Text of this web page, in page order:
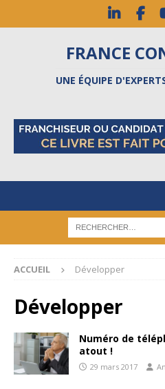
FRANCE
UNE ÉQUIPE
ACCUEIL Développer
Développer
Numéro de
atout !
29 mars 2017